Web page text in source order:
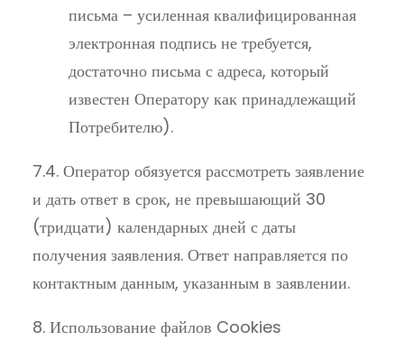
письма – усиленная квалифицированная
электронная подпись не требуется,
достаточно письма с адреса, который
известен Оператору как принадлежащий
Потребителю).
7.4. Оператор обязуется рассмотреть заявление
и дать ответ в срок, не превышающий 30
(тридцати) календарных дней с даты
получения заявления. Ответ направляется по
контактным данным, указанным в заявлении.
8. Использование файлов Cookies